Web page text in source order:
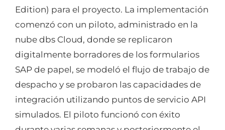
Edition) para el proyecto. La implementación
comenzó con un piloto, administrado en la
nube dbs Cloud, donde se replicaron
digitalmente borradores de los formularios
SAP de papel, se modeló el flujo de trabajo de
despacho y se probaron las capacidades de
integración utilizando puntos de servicio API
simulados. El piloto funcionó con éxito